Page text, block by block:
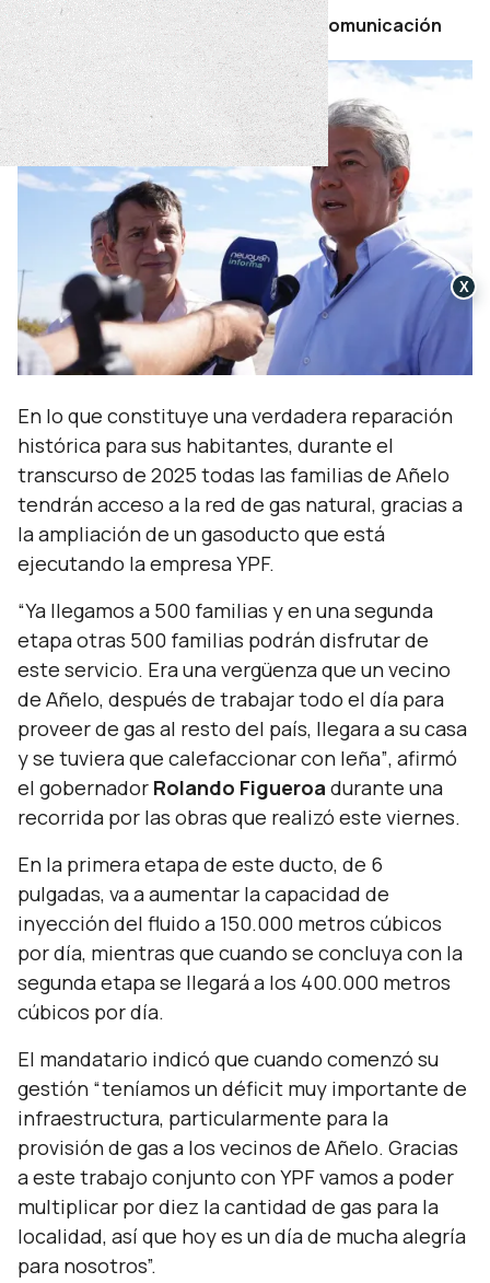
Por Secretaría de Prensa y Comunicación
En lo que constituye una verdadera reparación
histórica para sus habitantes, durante el
transcurso de 2025 todas las familias de Añelo
tendrán acceso a la red de gas natural, gracias a
la ampliación de un gasoducto que está
ejecutando la empresa YPF.
“Ya llegamos a 500 familias y en una segunda
etapa otras 500 familias podrán disfrutar de
este servicio. Era una vergüenza que un vecino
de Añelo, después de trabajar todo el día para
proveer de gas al resto del país, llegara a su casa
y se tuviera que calefaccionar con leña”, afirmó
el gobernador Rolando Figueroa durante una
recorrida por las obras que realizó este viernes.
En la primera etapa de este ducto, de 6
pulgadas, va a aumentar la capacidad de
inyección del fluido a 150.000 metros cúbicos
por día, mientras que cuando se concluya con la
segunda etapa se llegará a los 400.000 metros
cúbicos por día.
El mandatario indicó que cuando comenzó su
gestión “teníamos un déficit muy importante de
infraestructura, particularmente para la
provisión de gas a los vecinos de Añelo. Gracias
a este trabajo conjunto con YPF vamos a poder
multiplicar por diez la cantidad de gas para la
localidad, así que hoy es un día de mucha alegría
para nosotros”.
X